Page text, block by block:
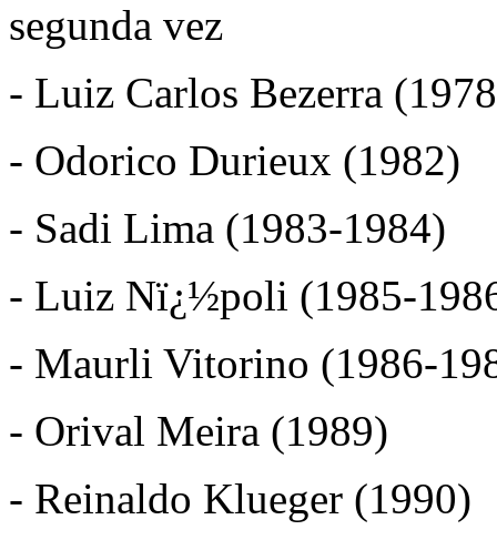
segunda vez
- Luiz Carlos Bezerra
- Odorico Durieux (1982)
- Sadi Lima (1983-1984)
- Luiz Nï¿½poli (1985-
- Maurli Vitorino (1986-
- Orival Meira (1989)
- Reinaldo Klueger (1990)